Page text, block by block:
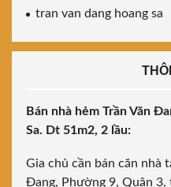
tran van dang hoang sa
Bán nhà hẻm Trần Văn
Sa. Dt 51m2, 2 lầu:
Gia chủ cần bán căn nhà
Đang, Phường 9, Quận 3,